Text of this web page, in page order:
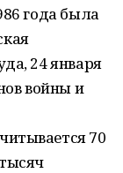
года была
24 января
войны и
70